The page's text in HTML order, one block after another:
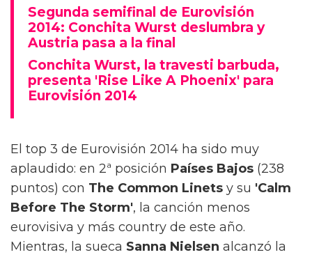
Segunda semifinal de Eurovisión
2014: Conchita Wurst deslumbra y
Austria pasa a la final
Conchita Wurst, la travesti barbuda,
presenta 'Rise Like A Phoenix' para
Eurovisión 2014
El top 3 de Eurovisión 2014 ha sido muy
aplaudido: en 2ª posición Países Bajos (238
puntos) con The Common Linets y su 'Calm
Before The Storm', la canción menos
eurovisiva y más country de este año.
Mientras, la sueca Sanna Nielsen alcanzó la